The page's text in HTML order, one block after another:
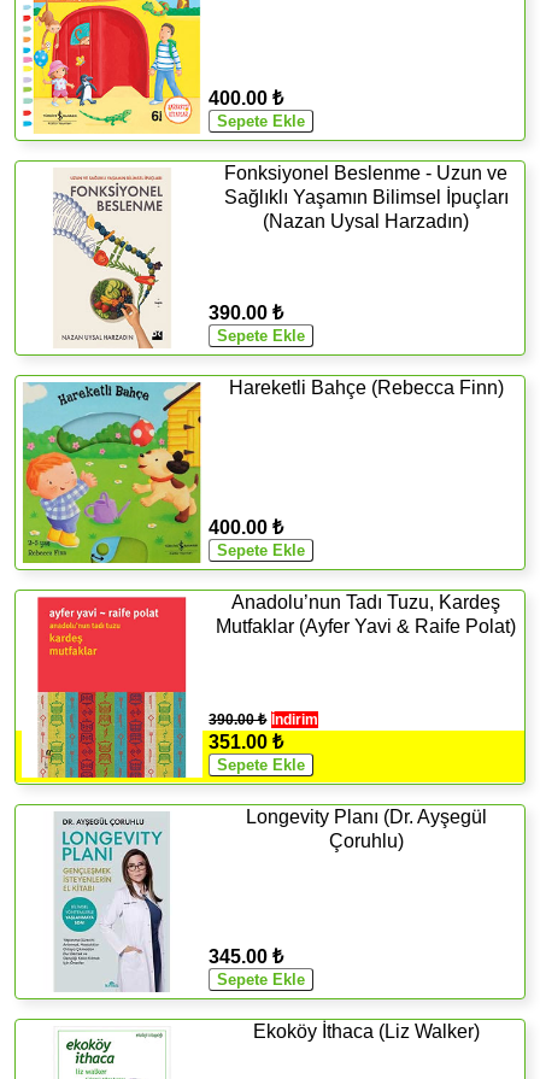
400.00 ₺
Fonksiyonel Beslenme - Uzun ve
Sağlıklı Yaşamın Bilimsel İpuçları
(Nazan Uysal Harzadın)
390.00 ₺
Hareketli Bahçe (Rebecca Finn)
400.00 ₺
Anadolu’nun Tadı Tuzu, Kardeş
Mutfaklar (Ayfer Yavi & Raife Polat)
390.00 ₺ İndirim
351.00 ₺
Longevity Planı (Dr. Ayşegül
Çoruhlu)
345.00 ₺
Ekoköy İthaca (Liz Walker)